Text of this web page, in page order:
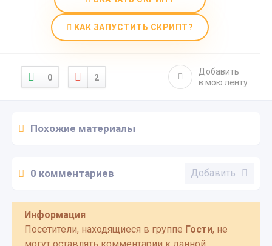
КАК ЗАПУСТИТЬ СКРИПТ?
0 2
Добавить
в мою ленту
Похожие материалы
0 комментариев Добавить
Информация
Посетители, находящиеся в группе Гости, не